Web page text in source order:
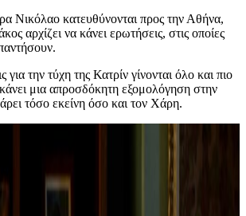
Νικόλαο κατευθύνονται προς την Αθήνα,
αρχίζει να κάνει ερωτήσεις, στις οποίες
την τύχη της Κατρίν γίνονται όλο και πιο
μια απροσδόκητη εξομολόγηση στην
τόσο εκείνη όσο και τον Χάρη.